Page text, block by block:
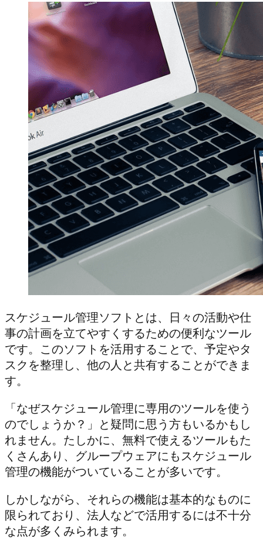
スケジュール管理ソフトとは、日々の活動や仕
事の計画を立てやすくするための便利なツール
です。このソフトを活用することで、予定やタ
スクを整理し、他の人と共有することができま
す。
「なぜスケジュール管理に専用のツールを使う
のでしょうか？」と疑問に思う方もいるかもし
れません。たしかに、無料で使えるツールもた
くさんあり、グループウェアにもスケジュール
管理の機能がついていることが多いです。
しかしながら、それらの機能は基本的なものに
限られており、法人などで活用するには不十分
な点が多くみられます。